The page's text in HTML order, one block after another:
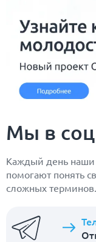
Мы в
Каждый день наши
помогают понять
сложных терминов.